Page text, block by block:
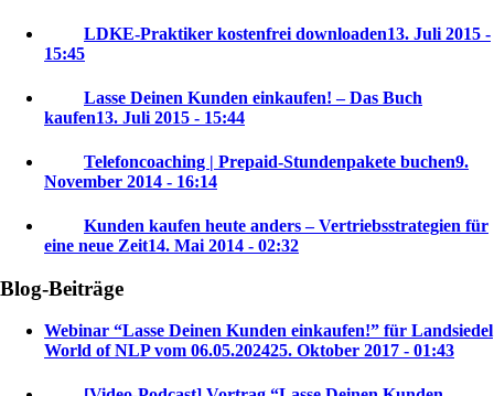
LDKE-Praktiker kostenfrei downloaden13. Juli 2015 -
15:45
Lasse Deinen Kunden einkaufen! – Das Buch
kaufen13. Juli 2015 - 15:44
Telefoncoaching | Prepaid-Stundenpakete buchen9.
November 2014 - 16:14
Kunden kaufen heute anders – Vertriebsstrategien für
eine neue Zeit14. Mai 2014 - 02:32
Blog-Beiträge
Webinar “Lasse Deinen Kunden einkaufen!” für Landsiedel
World of NLP vom 06.05.202425. Oktober 2017 - 01:43